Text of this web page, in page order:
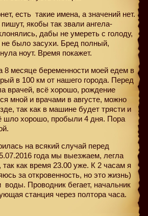
есть такие имена, а значений нет.
якобы так звали ангела-
дабы не умереть с голоду,
было засухи. Бред полный,
ноут. Время покажет.
8 месяце беременности моей едем в
в 100 км от нашего города. Перед
врачей, всё хорошо, рождение
мной и врачами в августе, можно
так как в машине будет трясти и
шло хорошо, пробыли 4 дня. Пора
на всякий случай перед
года мы выезжаем, легла
так как время 23.00 уже. К 2 часам я
за откровенность, но это жизнь)
воды. Проводник бегает, начальник
станция через полтора часа.